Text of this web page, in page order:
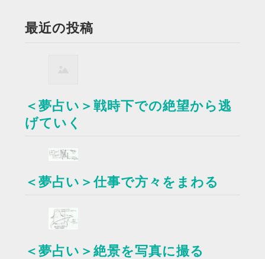
最近の投稿
＜夢占い＞戦時下での絶望から逃
げていく
＜夢占い＞仕事で方々をまわる
＜夢占い＞絶景を写真に撮る